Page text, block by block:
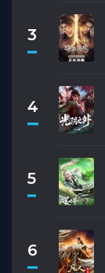
3
4
5
6